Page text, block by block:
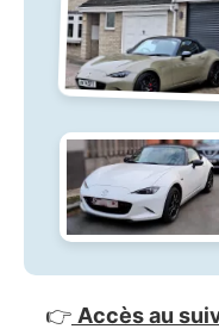
👉 Accès au